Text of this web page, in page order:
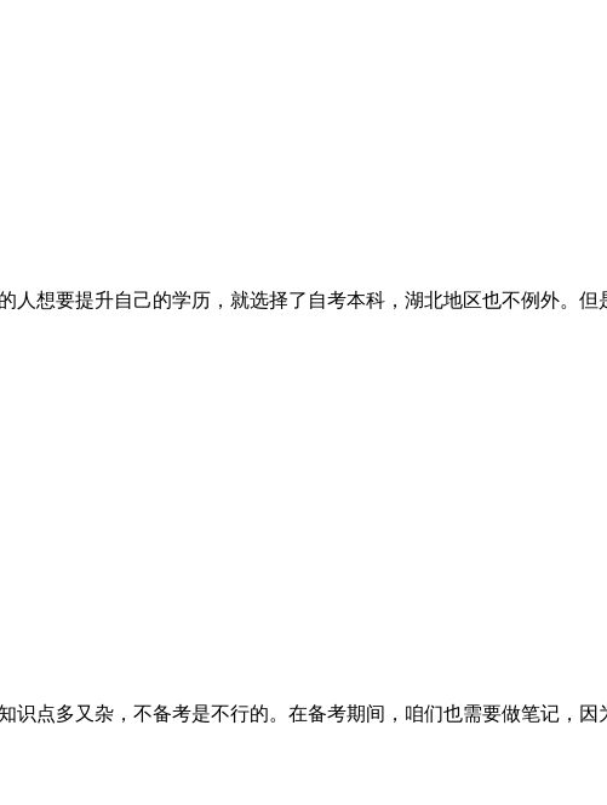
人想要提升自己的学历，就选择了自考本科，湖北地区也不例外。
识点多又杂，不备考是不行的。在备考期间，咱们也需要做笔记，